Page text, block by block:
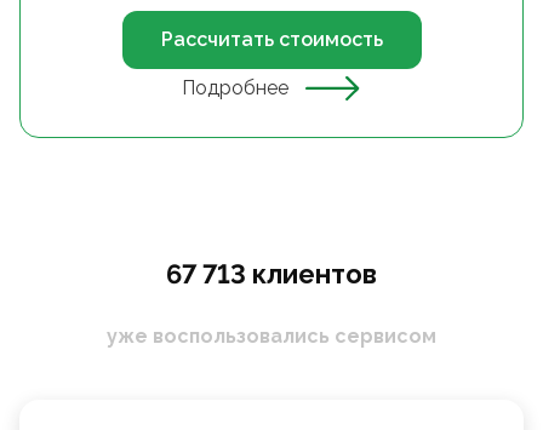
Рассчитать стоимость
Подробнее
67 713 клиентов
уже воспользовались сервисом